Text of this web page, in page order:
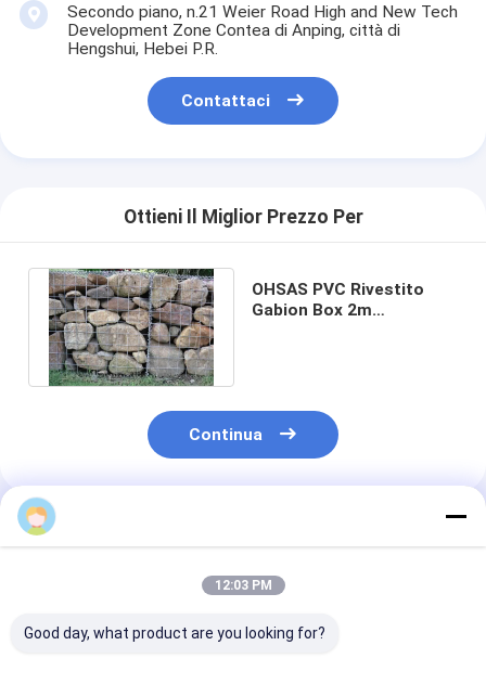
Secondo piano, n.21 Weier Road High and New Tech
Development Zone Contea di Anping, città di
Hengshui, Hebei P.R.
Contattaci
Ottieni Il Miglior Prezzo Per
OHSAS PVC Rivestito
Gabion Box 2m
Continua
Prodotti Raccomandati
12:03 PM
Good day, what product are you looking for?